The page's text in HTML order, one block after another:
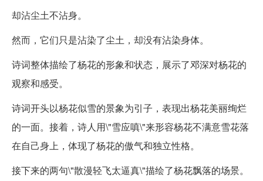
却沾尘土不沾身。
然而，它们只是沾染了尘土，却没有沾染身体。
诗词整体描绘了杨花的形象和状态，展示了邓深对杨花的
观察和感受。
诗词开头以杨花似雪的景象为引子，表现出杨花美丽绚烂
的一面。接着，诗人用\"雪应嗔\"来形容杨花不满意雪花落
在自己身上，体现了杨花的傲气和独立性格。
接下来的两句\"散漫轻飞太逼真\"描绘了杨花飘落的场景。